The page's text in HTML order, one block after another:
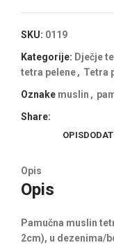
SKU: 0119
Kategorije: Dječje
tetra pelene, Tetra
Oznake muslin ,
Share:
OPIS
Opis
Opis
Pamučna muslin
2cm), u dezenima/